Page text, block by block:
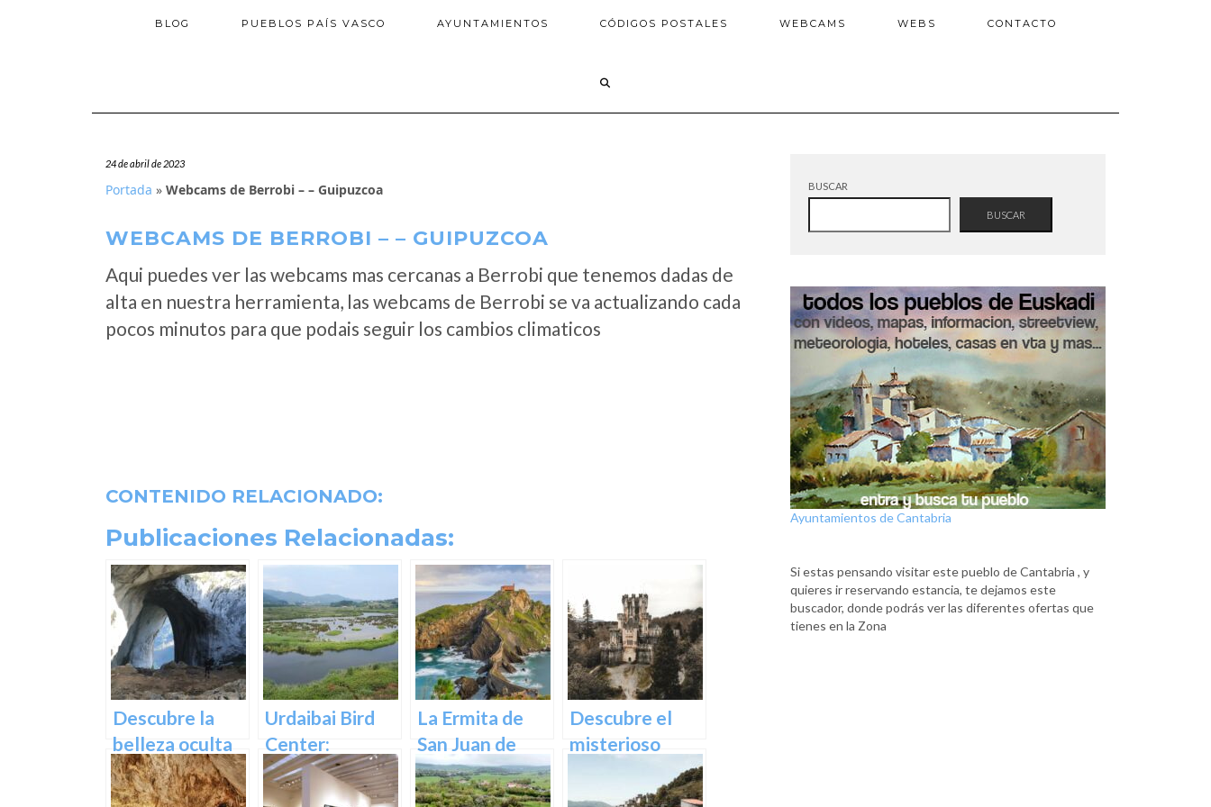
BLOG PUEBLOS PAÍS VASCO AYUNTAMIENTOS CÓDIGOS POSTALES WEBCAMS WEBS CONTACTO
24 de abril de 2023
Portada » Webcams de Berrobi – – Guipuzcoa
WEBCAMS DE BERROBI – – GUIPUZCOA
Aqui puedes ver las webcams mas cercanas a Berrobi que tenemos dadas de
alta en nuestra herramienta, las webcams de Berrobi se va actualizando cada
pocos minutos para que podais seguir los cambios climaticos
CONTENIDO RELACIONADO:
Publicaciones Relacionadas:
Descubre la
belleza oculta
de Guipuzcoa
en las Cuevas
Urdaibai Bird
Center:
Descubre la
vida de las aves
La Ermita de
San Juan de
Gaztelugatxe:
Historia, Ruta y
Descubre el
misterioso
Castillo de
BUSCAR
BUSCAR
Ayuntamientos de Cantabria
Si estas pensando visitar este pueblo de Cantabria , y
quieres ir reservando estancia, te dejamos este
buscador, donde podrás ver las diferentes ofertas que
tienes en la Zona